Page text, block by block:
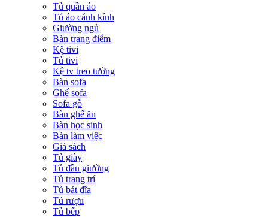
Tủ quần áo
Tú áo cánh kính
Giường ngủ
Bàn trang điểm
Kệ tivi
Tủ tivi
Kệ tv treo tường
Bàn sofa
Ghế sofa
Sofa gỗ
Bàn ghế ăn
Bàn học sinh
Bàn làm việc
Giá sách
Tủ giày
Tủ đầu giường
Tủ trang trí
Tủ bát đĩa
Tủ rượu
Tủ bếp